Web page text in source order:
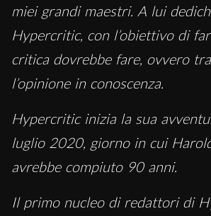
miei grandi maestri. A lui
Hypercritic, con l’obiettivo di
critica dovrebbe fare, ovvero
l’opinione in conoscenza.
Hypercritic inizia la sua
luglio 2020, giorno in cui
avrebbe compiuto 90 anni.
Il primo nucleo di redattori di